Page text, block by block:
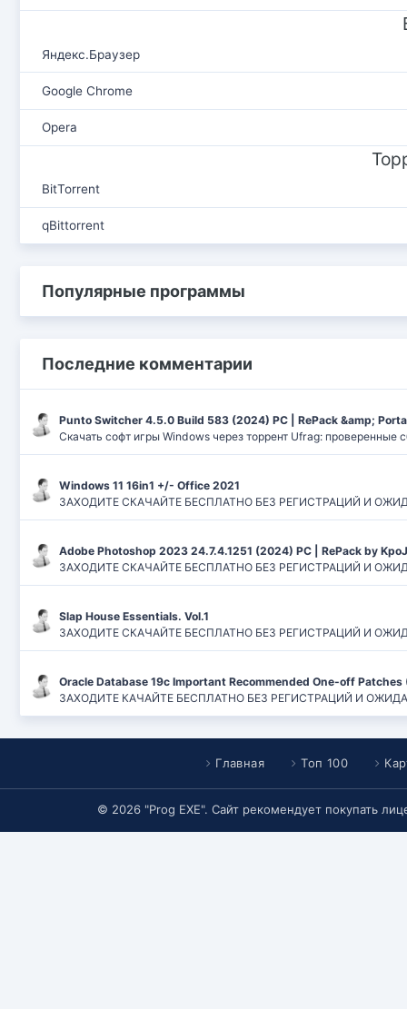
Яндекс.Браузер
Google Chrome
Opera
BitTorrent
qBittorrent
Популярные программы
Последние комментарии
Punto Switcher 4.5.0 Build 583 (2024) РС | RePack &amp;
Скачать софт игры Windows через торрент Ufrag: проверенные
Windows 11 16in1 +/- Office 2021
ЗАХОДИТЕ СКАЧАЙТЕ БЕСПЛАТНО БЕЗ РЕГИСТРАЦИЙ И
Adobe Photoshop 2023 24.7.4.1251 (2024) PC | RePack by
ЗАХОДИТЕ СКАЧАЙТЕ БЕСПЛАТНО БЕЗ РЕГИСТРАЦИЙ И
Slap House Essentials. Vol.1
ЗАХОДИТЕ СКАЧАЙТЕ БЕСПЛАТНО БЕЗ РЕГИСТРАЦИЙ И
Oracle Database 19c Important Recommended One-off Patches
ЗАХОДИТЕ КАЧАЙТЕ БЕСПЛАТНО БЕЗ РЕГИСТРАЦИЙ И
Главная Топ 100
© 2026 "Prog EXE". Сайт рекомендует покупать